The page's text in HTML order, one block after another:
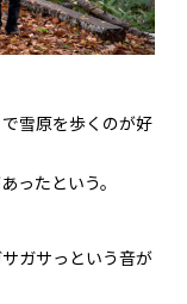
雪原を歩くのが好
ったという。
ガサっという音が